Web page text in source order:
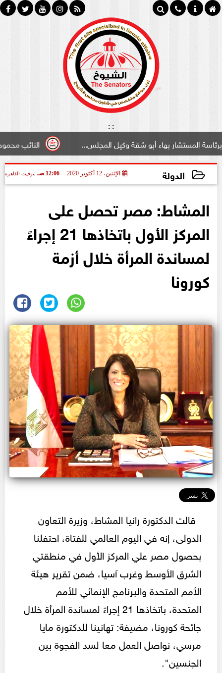
:
:
النائب محمود سامي
بهاء أبو شقة وكيل المجلس...
الدولة الإثنين، 12 أكتوبر 2020 12:06 صـ بتوقيت القاهرة
المشاط: مصر تحصل على
المركز الأول باتخاذها 21 إجراءً
لمساندة المرأة خلال أزمة
كورونا
قالت الدكتورة رانيا المشاط، وزيرة التعاون
الدولى، إنه ‏في اليوم العالمي للفتاة، احتفلنا
بحصول مصر علي المركز الأول في منطقتي
الشرق الأوسط وغرب آسيا، ضمن تقرير هيئة
الأمم المتحدة والبرنامج الإنمائي للأمم
المتحدة، باتخاذها 21 إجراءً لمساندة المرأة خلال
جائحة كورونا، مضيفة: تهانينا للدكتورة مايا
مرسي، نواصل العمل معا لسد الفجوة بين
الجنسين".